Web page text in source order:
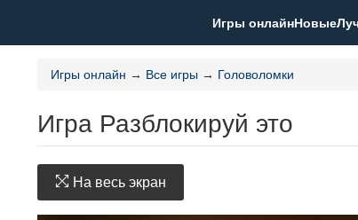
Игры онлайнНовые
Игры онлайн → Все игры → Головоломки
Игра Разблокируй это
На весь экран